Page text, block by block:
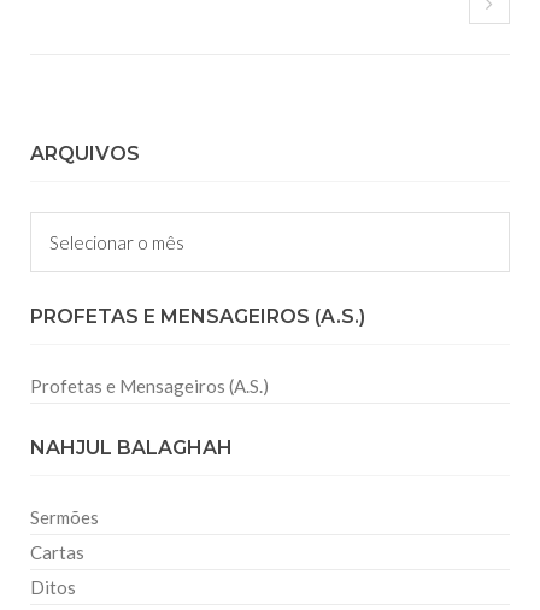
ARQUIVOS
Arquivos
PROFETAS E MENSAGEIROS (A.S.)
Profetas e Mensageiros (A.S.)
NAHJUL BALAGHAH
Sermões
Cartas
Ditos